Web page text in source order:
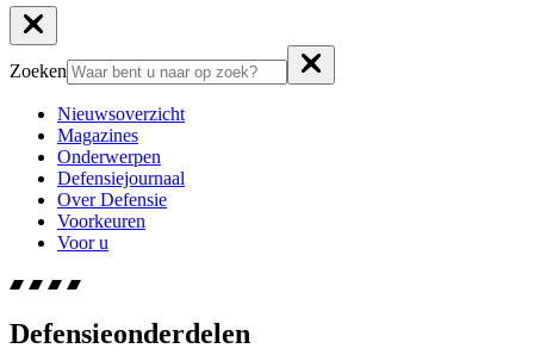
Zoeken
Nieuwsoverzicht
Magazines
Onderwerpen
Defensiejournaal
Over Defensie
Voorkeuren
Voor u
Defensieonderdelen